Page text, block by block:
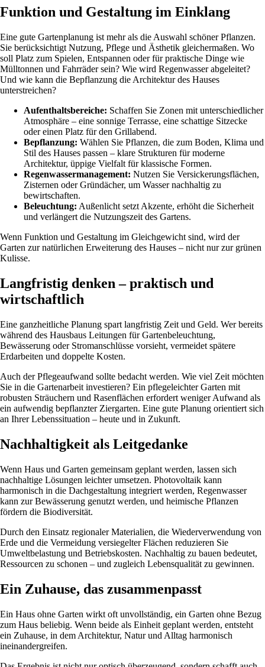
Funktion und Gestaltung im Einklang
Eine gute Gartenplanung ist mehr als die Auswahl schöner Pflanzen.
Sie berücksichtigt Nutzung, Pflege und Ästhetik gleichermaßen. Wo
soll Platz zum Spielen, Entspannen oder für praktische Dinge wie
Mülltonnen und Fahrräder sein? Wie wird Regenwasser abgeleitet?
Und wie kann die Bepflanzung die Architektur des Hauses
unterstreichen?
Aufenthaltsbereiche: Schaffen Sie Zonen mit unterschiedlicher
Atmosphäre – eine sonnige Terrasse, eine schattige Sitzecke
oder einen Platz für den Grillabend.
Bepflanzung: Wählen Sie Pflanzen, die zum Boden, Klima und
Stil des Hauses passen – klare Strukturen für moderne
Architektur, üppige Vielfalt für klassische Formen.
Regenwassermanagement: Nutzen Sie Versickerungsflächen,
Zisternen oder Gründächer, um Wasser nachhaltig zu
bewirtschaften.
Beleuchtung: Außenlicht setzt Akzente, erhöht die Sicherheit
und verlängert die Nutzungszeit des Gartens.
Wenn Funktion und Gestaltung im Gleichgewicht sind, wird der
Garten zur natürlichen Erweiterung des Hauses – nicht nur zur grünen
Kulisse.
Langfristig denken – praktisch und
wirtschaftlich
Eine ganzheitliche Planung spart langfristig Zeit und Geld. Wer bereits
während des Hausbaus Leitungen für Gartenbeleuchtung,
Bewässerung oder Stromanschlüsse vorsieht, vermeidet spätere
Erdarbeiten und doppelte Kosten.
Auch der Pflegeaufwand sollte bedacht werden. Wie viel Zeit möchten
Sie in die Gartenarbeit investieren? Ein pflegeleichter Garten mit
robusten Sträuchern und Rasenflächen erfordert weniger Aufwand als
ein aufwendig bepflanzter Ziergarten. Eine gute Planung orientiert sich
an Ihrer Lebenssituation – heute und in Zukunft.
Nachhaltigkeit als Leitgedanke
Wenn Haus und Garten gemeinsam geplant werden, lassen sich
nachhaltige Lösungen leichter umsetzen. Photovoltaik kann
harmonisch in die Dachgestaltung integriert werden, Regenwasser
kann zur Bewässerung genutzt werden, und heimische Pflanzen
fördern die Biodiversität.
Durch den Einsatz regionaler Materialien, die Wiederverwendung von
Erde und die Vermeidung versiegelter Flächen reduzieren Sie
Umweltbelastung und Betriebskosten. Nachhaltig zu bauen bedeutet,
Ressourcen zu schonen – und zugleich Lebensqualität zu gewinnen.
Ein Zuhause, das zusammenpasst
Ein Haus ohne Garten wirkt oft unvollständig, ein Garten ohne Bezug
zum Haus beliebig. Wenn beide als Einheit geplant werden, entsteht
ein Zuhause, in dem Architektur, Natur und Alltag harmonisch
ineinandergreifen.